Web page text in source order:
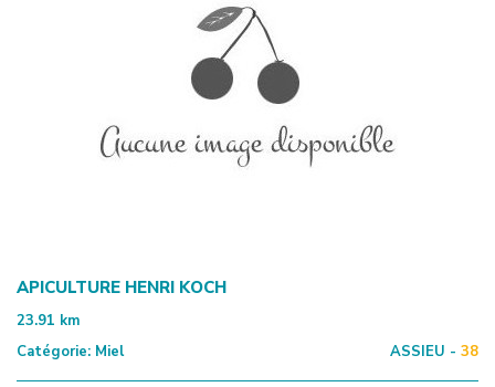
APICULTURE HENRI KOCH
23.91 km
Catégorie: Miel ASSIEU - 38